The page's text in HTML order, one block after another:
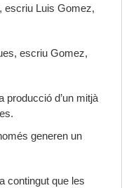
escriu Luis Gomez,
escriu Gomez,
producció d’un mitjà
generen un
contingut que les